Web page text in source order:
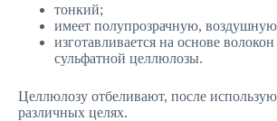
тонкий;
имеет полупрозрачную, воздушную
изготавливается на основе волокон
сульфатной целлюлозы.
Целлюлозу отбеливают, после
различных целях.